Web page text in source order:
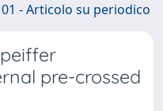
01 - Articolo su periodico
pre-crossed